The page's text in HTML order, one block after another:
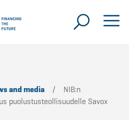
and media /
NIB:n
puolustusteollisuudelle Savox